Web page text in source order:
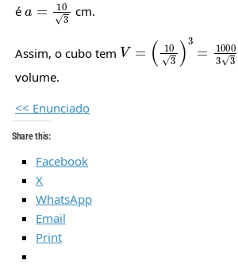
é
cm.
Assim, o cubo tem V= 103 )3 =1000 33=
volume.
<< Enunciado
Share this:
Facebook
X
WhatsApp
Email
Print